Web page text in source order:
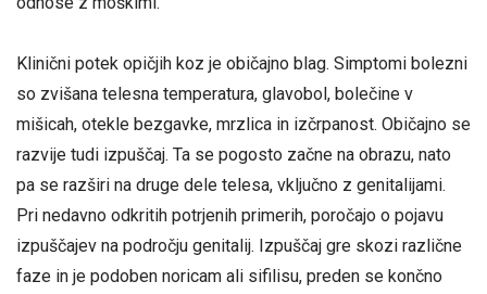
Klinični potek opičjih koz je običajno blag. Simptomi bolezni
so zvišana telesna temperatura, glavobol, bolečine v
mišicah, otekle bezgavke, mrzlica in izčrpanost. Običajno se
razvije tudi izpuščaj. Ta se pogosto začne na obrazu, nato
pa se razširi na druge dele telesa, vključno z genitalijami.
Pri nedavno odkritih potrjenih primerih, poročajo o pojavu
izpuščajev na področju genitalij. Izpuščaj gre skozi različne
faze in je podoben noricam ali sifilisu, preden se končno